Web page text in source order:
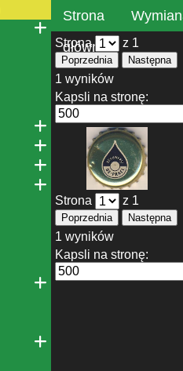
Strona
główna
Strona z 1
Poprzednia Następna
1 wyników
Kapsli na stronę:
Strona z 1
Poprzednia Następna
1 wyników
Kapsli na stronę: